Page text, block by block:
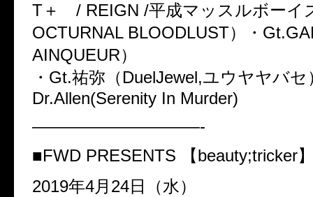
T＋ / REIGN /平成マッスルボーイ
OCTURNAL BLOODLUST）・
AINQUEUR）
・ Gt.祐弥（DuelJewel,ユウヤヤバセ
Dr.Allen(Serenity In Murder)
——————————-
■FWD PRESENTS 【beauty;tricker
2019年4月 24日（水）